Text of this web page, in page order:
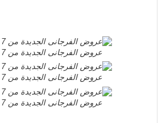
عروض الفرجانى الجديدة من 7 ديسمبر حتى 20 ديسمبر 2017
عروض الفرجانى الجديدة من 7 ديسمبر حتى 20 ديسمبر 2017
عروض الفرجانى الجديدة من 7 ديسمبر حتى 20 ديسمبر 2017